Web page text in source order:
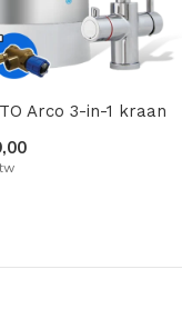
Arco 3-in-1 kraan